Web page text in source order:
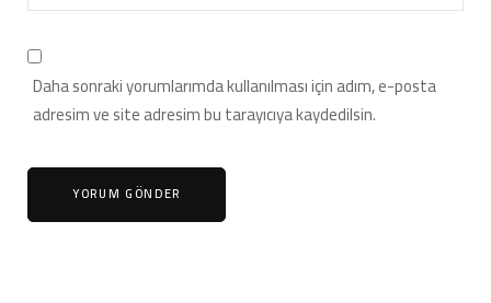
Daha sonraki yorumlarımda kullanılması için adım, e-posta
adresim ve site adresim bu tarayıcıya kaydedilsin.